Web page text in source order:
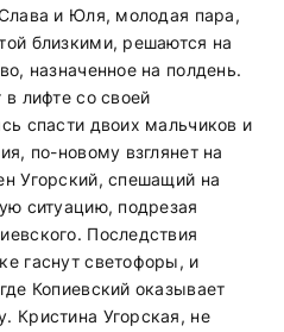
и Юля, молодая пара,
близкими, решаются на
назначенное на полдень.
лифте со своей
спасти двоих мальчиков и
по-новому взглянет на
Угорский, спешащий на
ситуацию, подрезая
Последствия
гаснут светофоры, и
Копиевский оказывает
Кристина Угорская, не